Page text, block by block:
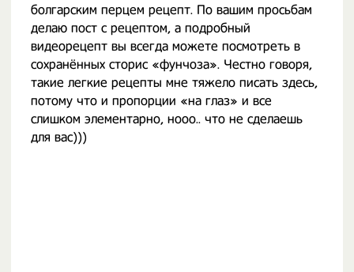
болгарским перцем рецепт. По вашим просьбам
делаю пост с рецептом, а подробный
видеорецепт вы всегда можете посмотреть в
сохранённых сторис «фунчоза». Честно говоря,
такие легкие рецепты мне тяжело писать здесь,
потому что и пропорции «на глаз» и все
слишком элементарно, нооо.. что не сделаешь
для вас)))